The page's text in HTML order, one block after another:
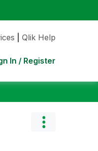
Qlik Help
In / Register